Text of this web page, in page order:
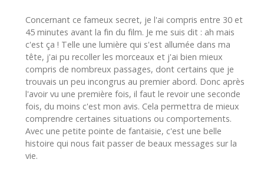
Concernant ce fameux secret, je l'ai compris entre 30 et
45 minutes avant la fin du film. Je me suis dit : ah mais
c'est ça ! Telle une lumière qui s'est allumée dans ma
tête, j'ai pu recoller les morceaux et j'ai bien mieux
compris de nombreux passages, dont certains que je
trouvais un peu incongrus au premier abord. Donc après
l'avoir vu une première fois, il faut le revoir une seconde
fois, du moins c'est mon avis. Cela permettra de mieux
comprendre certaines situations ou comportements.
Avec une petite pointe de fantaisie, c'est une belle
histoire qui nous fait passer de beaux messages sur la
vie.